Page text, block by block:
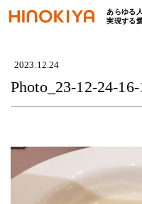
あらゆる
実現する
Photo_23-12-24-16-
2023.12.24
Photo_23-12-24-